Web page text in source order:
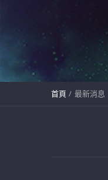
首頁 最新消息